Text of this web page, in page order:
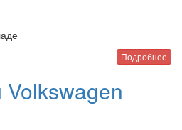
Подробнее